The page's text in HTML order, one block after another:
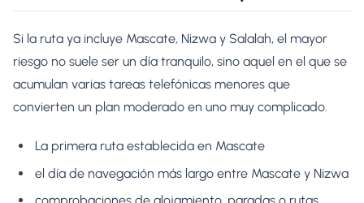
Si la ruta ya incluye Mascate, Nizwa y Salalah, el mayor
riesgo no suele ser un día tranquilo, sino aquel en el que se
acumulan varias tareas telefónicas menores que
convierten un plan moderado en uno muy complicado.
La primera ruta establecida en Mascate
el día de navegación más largo entre Mascate y Nizwa